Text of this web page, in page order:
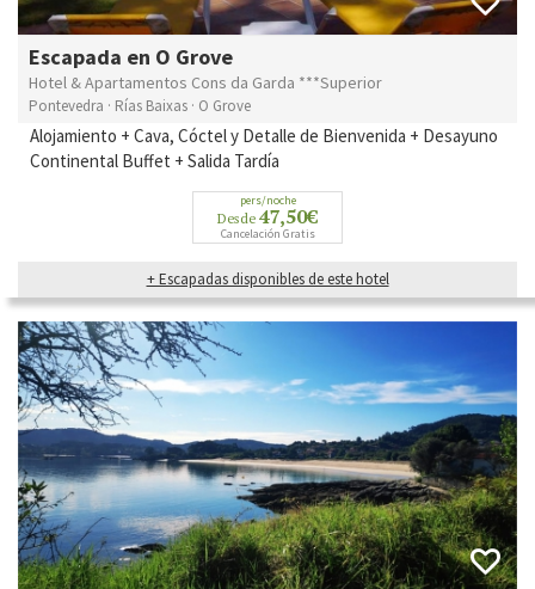
Escapada en O Grove
Hotel & Apartamentos Cons da Garda ***Superior
Pontevedra · Rías Baixas · O Grove
Alojamiento + Cava, Cóctel y Detalle de Bienvenida + Desayuno
Continental Buffet + Salida Tardía
pers/noche
Desde 47,50€
Cancelación Gratis
+ Escapadas disponibles de este hotel